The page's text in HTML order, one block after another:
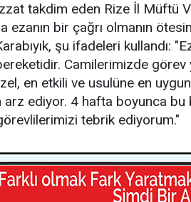
takdim eden Rize İl Müftü
ezanın bir çağrı olmanın
şu ifadeleri kullandı:
Camilerimizde görev
en etkili ve usulüne en
arz ediyor. 4 hafta boyunca bu
tebrik ediyorum."